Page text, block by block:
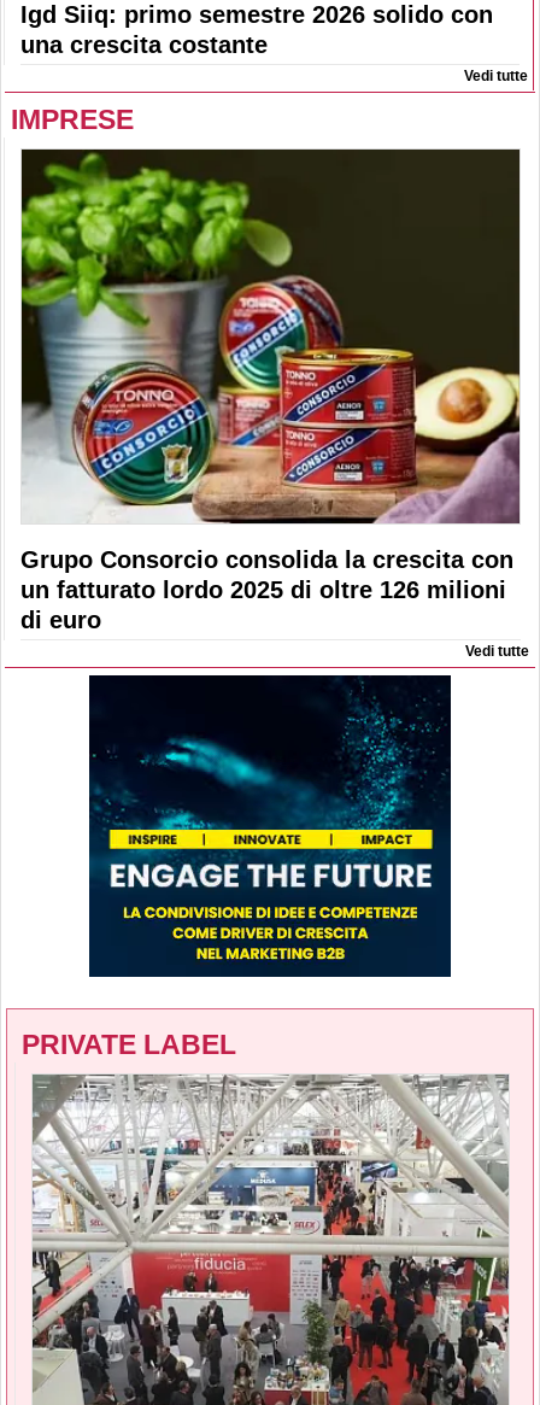
Igd Siiq: primo semestre 2026 solido con
una crescita costante
Vedi tutte
IMPRESE
Grupo Consorcio consolida la crescita con
un fatturato lordo 2025 di oltre 126 milioni
di euro
Vedi tutte
PRIVATE LABEL